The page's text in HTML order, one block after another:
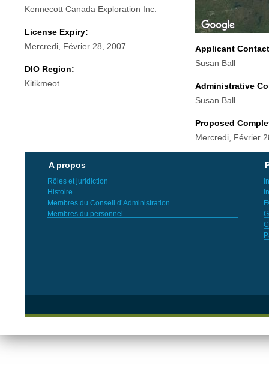
Kennecott Canada Exploration Inc.
License Expiry:
Mercredi, Février 28, 2007
DIO Region:
Kitikmeot
Applicant
Susan Ball
Administrative
Susan Ball
Proposed
Mercredi, Février
A propos
Rôles et juridiction
Histoire
Membres du Conseil d’Administration
Membres du personnel